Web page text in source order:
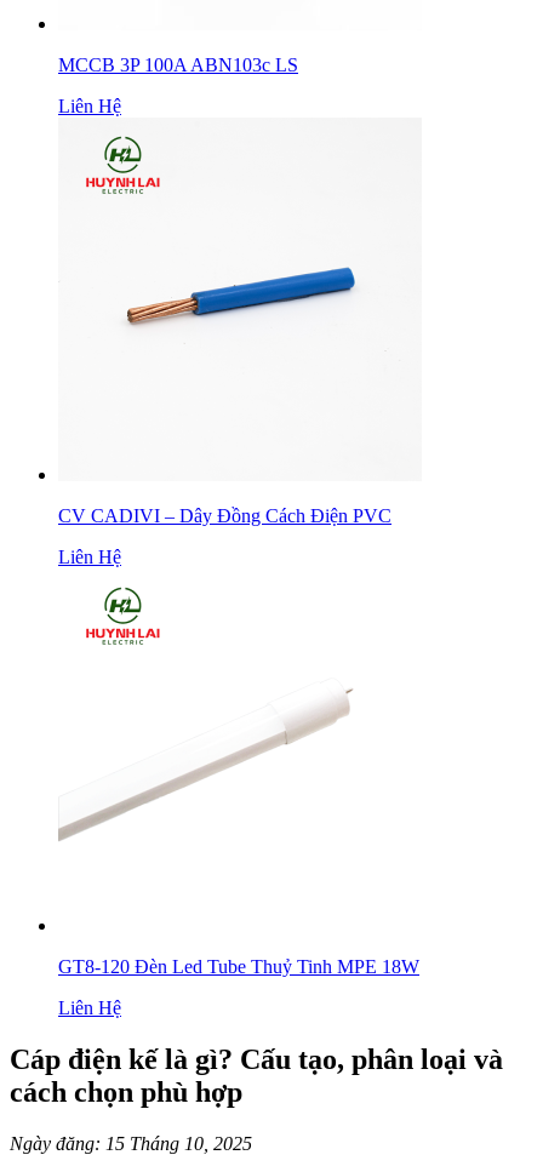
MCCB 3P 100A ABN103c LS
Liên Hệ
CV CADIVI – Dây Đồng Cách Điện PVC
Liên Hệ
GT8-120 Đèn Led Tube Thuỷ Tinh MPE 18W
Liên Hệ
Cáp điện kế là gì? Cấu tạo, phân loại và
cách chọn phù hợp
Ngày đăng: 15 Tháng 10, 2025